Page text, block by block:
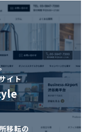
イト
移転の